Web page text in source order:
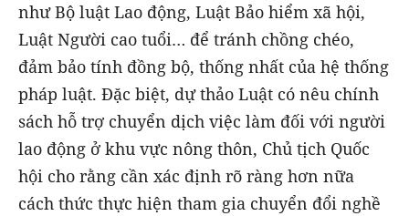
như Bộ luật Lao động, Luật Bảo hiểm xã hội,
Luật Người cao tuổi… để tránh chồng chéo,
đảm bảo tính đồng bộ, thống nhất của hệ thống
pháp luật. Đặc biệt, dự thảo Luật có nêu chính
sách hỗ trợ chuyển dịch việc làm đối với người
lao động ở khu vực nông thôn, Chủ tịch Quốc
hội cho rằng cần xác định rõ ràng hơn nữa
cách thức thực hiện tham gia chuyển đổi nghề